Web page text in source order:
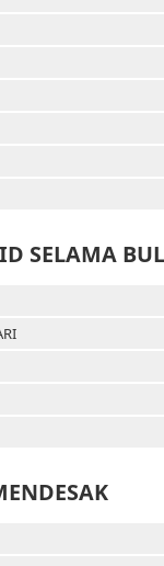
SELAMA